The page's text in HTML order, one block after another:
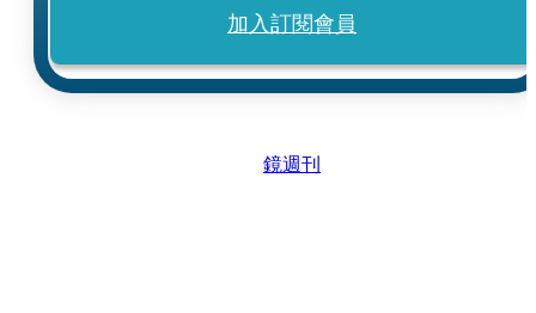
加入訂閱會員
鏡週刊